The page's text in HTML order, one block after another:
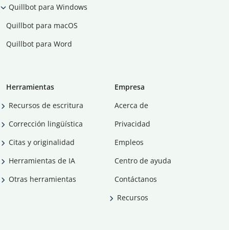
Quillbot para Windows
Quillbot para macOS
Quillbot para Word
Herramientas
Recursos de escritura
Corrección lingüística
Citas y originalidad
Herramientas de IA
Otras herramientas
Empresa
Acerca de
Privacidad
Empleos
Centro de ayuda
Contáctanos
Recursos